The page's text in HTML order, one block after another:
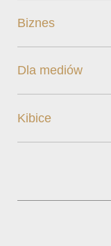
Biznes
Dla mediów
Kibice